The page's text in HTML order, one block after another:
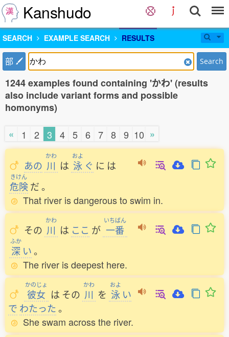
Kanshudo
SEARCH EXAMPLE SEARCH RESULTS
部 Search
1244 examples found containing 'かわ' (results
also include variant forms and possible
homonyms)
« 1 2 3 4 5 6 7 8 9 10 »
あの
かわ
川 は
およ
泳 ぐ に は
きけん
危険 だ。
That river is dangerous to swim in.
その
かわ
川 は ここ が
いちばん
一番
ふか
深 い。
The river is deepest here.
かのじょ
彼女 は その
かわ
川 を
およ
泳 い
で わたった。
She swam across the river.